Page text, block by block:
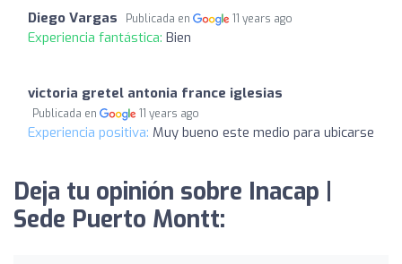
Diego Vargas Publicada en 11 years ago
Experiencia fantástica: Bien
victoria gretel antonia france iglesias
Publicada en 11 years ago
Experiencia positiva: Muy bueno este medio para ubicarse
Deja tu opinión sobre Inacap |
Sede Puerto Montt: